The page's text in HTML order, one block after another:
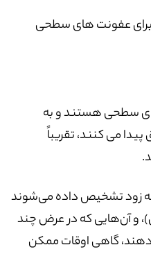
برای عفونت های سطحی
سطحی هستند و به
می کنند، تقریباً
زود تشخیص داده می‌شوند
و آن‌هایی که در عرض چند
گاهی اوقات ممکن